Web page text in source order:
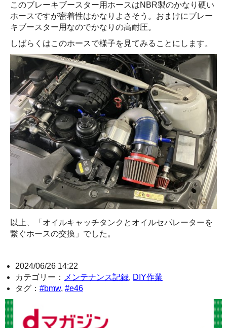
このブレーキブースター用ホースはNBR製のかなり硬い
ホースですが密着性はかなりよさそう。おまけにブレー
キブースター用なのでかなりの高耐圧。
しばらくはこのホースで様子を見てみることにします。
以上、「オイルキャッチタンクとオイルセパレーターを
繋ぐホースの交換」でした。
2024/06/26 14:22
カテゴリー：
メンテナンス記録, DIY作業
タグ： #bmw, #e46